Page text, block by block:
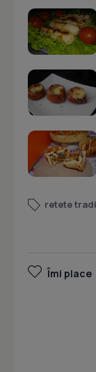
retete
Îmi place